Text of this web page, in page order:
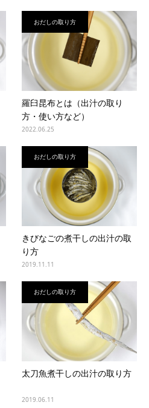
おだしの取り方
羅臼昆布とは（出汁の取り
方・使い方など）
2022.06.25
おだしの取り方
きびなごの煮干しの出汁の取
り方
2019.11.11
おだしの取り方
太刀魚煮干しの出汁の取り方
2019.06.11